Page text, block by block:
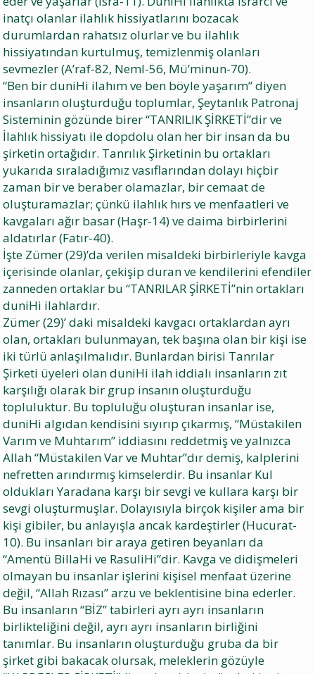
inatçı olanlar ilahlık hissiyatlarını bozacak
durumlardan rahatsız olurlar ve bu ilahlık
hissiyatından kurtulmuş, temizlenmiş olanları
sevmezler (A’raf-82, Neml-56, Mü’minun-70).
“Ben bir duniHi ilahım ve ben böyle yaşarım” diyen
insanların oluşturduğu toplumlar, Şeytanlık Patronaj
Sisteminin gözünde birer “TANRILIK ŞİRKETİ”dir ve
İlahlık hissiyatı ile dopdolu olan her bir insan da bu
şirketin ortağıdır. Tanrılık Şirketinin bu ortakları
yukarıda sıraladığımız vasıflarından dolayı hiçbir
zaman bir ve beraber olamazlar, bir cemaat de
oluşturamazlar; çünkü ilahlık hırs ve menfaatleri ve
kavgaları ağır basar (Haşr-14) ve daima birbirlerini
aldatırlar (Fatır-40).
İşte Zümer (29)’da verilen misaldeki birbirleriyle kavga
içerisinde olanlar, çekişip duran ve kendilerini efendiler
zanneden ortaklar bu “TANRILAR ŞİRKETİ”nin ortakları
duniHi ilahlardır.
Zümer (29)’ daki misaldeki kavgacı ortaklardan ayrı
olan, ortakları bulunmayan, tek başına olan bir kişi ise
iki türlü anlaşılmalıdır. Bunlardan birisi Tanrılar
Şirketi üyeleri olan duniHi ilah iddialı insanların zıt
karşılığı olarak bir grup insanın oluşturduğu
topluluktur. Bu topluluğu oluşturan insanlar ise,
duniHi algıdan kendisini sıyırıp çıkarmış, “Müstakilen
Varım ve Muhtarım” iddiasını reddetmiş ve yalnızca
Allah “Müstakilen Var ve Muhtar”dır demiş, kalplerini
nefretten arındırmış kimselerdir. Bu insanlar Kul
oldukları Yaradana karşı bir sevgi ve kullara karşı bir
sevgi oluşturmuşlar. Dolayısıyla birçok kişiler ama bir
kişi gibiler, bu anlayışla ancak kardeştirler (Hucurat-
10). Bu insanları bir araya getiren beyanları da
“Amentü BillaHi ve RasuliHi”dir. Kavga ve didişmeleri
olmayan bu insanlar işlerini kişisel menfaat üzerine
değil, “Allah Rızası” arzu ve beklentisine bina ederler.
Bu insanların “BİZ” tabirleri ayrı ayrı insanların
birlikteliğini değil, ayrı ayrı insanların birliğini
tanımlar. Bu insanların oluşturduğu gruba da bir
şirket gibi bakacak olursak, meleklerin gözüyle